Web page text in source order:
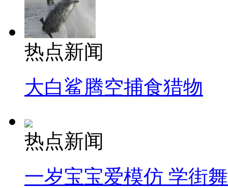
热点新闻
大白鲨腾空捕食猎物
热点新闻
一岁宝宝爱模仿 学街